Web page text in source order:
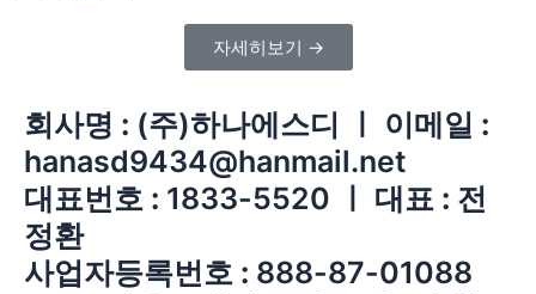
자세히보기 →
회사명 : (주)하나에스디 ㅣ 이메일 :
hanasd9434@hanmail.net
대표번호 : 1833-5520 ㅣ 대표 : 전
정환
사업자등록번호 : 888-87-01088